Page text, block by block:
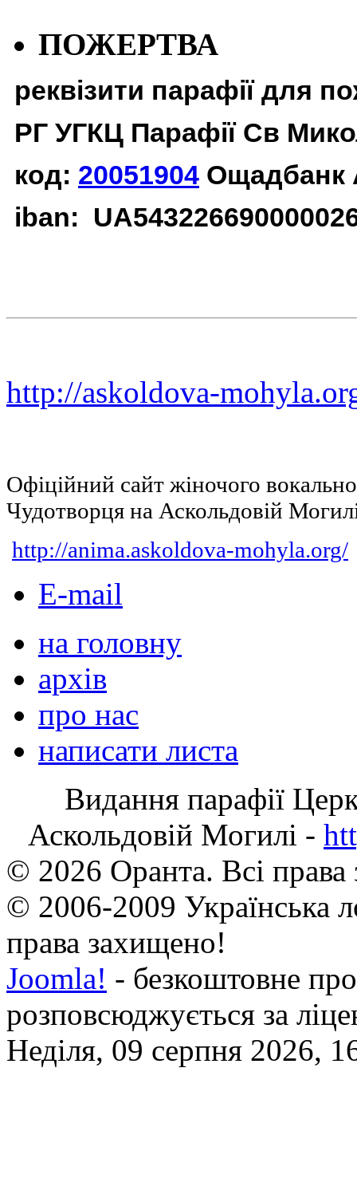
ПОЖЕРТВА
реквізити парафії для
РГ УГКЦ Парафії Св
код: 20051904 Ощадбанк
iban:
http://askoldova-
Офіційний сайт жіночого
Чудотворця на Аскольдовій
http://anima.askoldova-mohyla.org/
E-mail
на головну
архів
про нас
написати листа
Видання парафії
Аскольдовій Могилі -
© 2026 Оранта. Всі
© 2006-2009 Українська
права захищено!
Joomla! - безкоштовне
розповсюджується за
Неділя, 09 серпня 2026,